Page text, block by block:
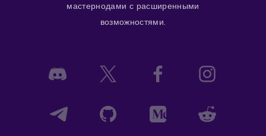
мастернодами с расширенными
возможностями.